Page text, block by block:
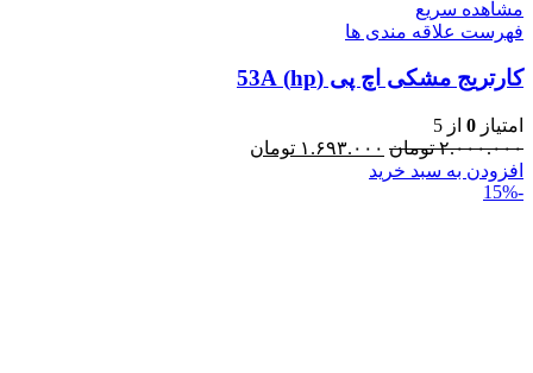
مشاهده سریع
فهرست علاقه مندی ها
کارتریج مشکی اچ پی (hp) 53A
امتیاز 0 از 5
۲.۰۰۰.۰۰۰ تومان ۱.۶۹۳.۰۰۰ تومان
افزودن به سبد خرید
-15%